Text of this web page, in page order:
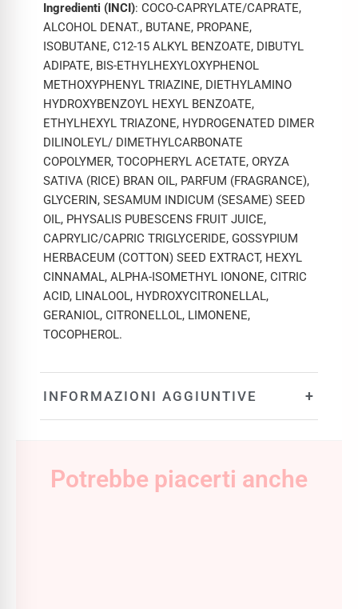
Ingredienti (INCI): COCO-CAPRYLATE/CAPRATE,
ALCOHOL DENAT., BUTANE, PROPANE,
ISOBUTANE, C12-15 ALKYL BENZOATE, DIBUTYL
ADIPATE, BIS-ETHYLHEXYLOXYPHENOL
METHOXYPHENYL TRIAZINE, DIETHYLAMINO
HYDROXYBENZOYL HEXYL BENZOATE,
ETHYLHEXYL TRIAZONE, HYDROGENATED DIMER
DILINOLEYL/ DIMETHYLCARBONATE
COPOLYMER, TOCOPHERYL ACETATE, ORYZA
SATIVA (RICE) BRAN OIL, PARFUM (FRAGRANCE),
GLYCERIN, SESAMUM INDICUM (SESAME) SEED
OIL, PHYSALIS PUBESCENS FRUIT JUICE,
CAPRYLIC/CAPRIC TRIGLYCERIDE, GOSSYPIUM
HERBACEUM (COTTON) SEED EXTRACT, HEXYL
CINNAMAL, ALPHA-ISOMETHYL IONONE, CITRIC
ACID, LINALOOL, HYDROXYCITRONELLAL,
GERANIOL, CITRONELLOL, LIMONENE,
TOCOPHEROL.
INFORMAZIONI AGGIUNTIVE +
Potrebbe piacerti anche